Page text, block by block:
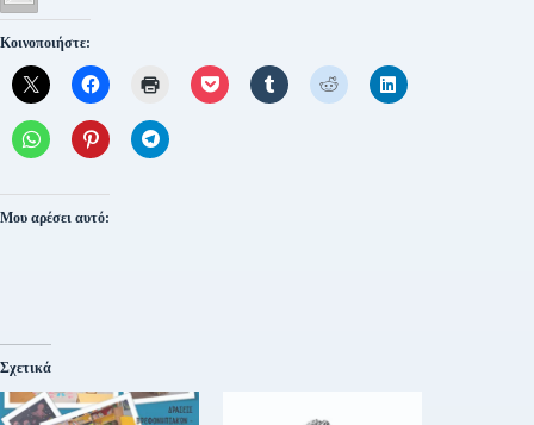
Κοινοποιήστε:
Μου αρέσει αυτό:
Σχετικά